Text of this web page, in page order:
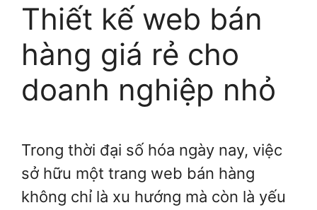
Thiết kế web bán
hàng giá rẻ cho
doanh nghiệp nhỏ
Trong thời đại số hóa ngày nay, việc
sở hữu một trang web bán hàng
không chỉ là xu hướng mà còn là yếu